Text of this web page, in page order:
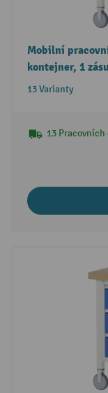
Mobilní
kontejner, 1
13 Varianty
13 Pracovních